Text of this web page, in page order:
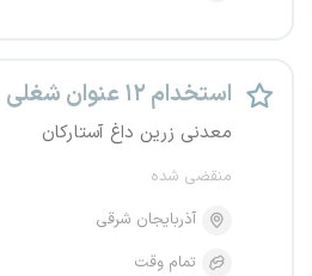
استخدام ۱۲ عنوان شغلی
معدنی زرین داغ آستارکان
منقضی شده
آذربایجان شرقی
تمام وقت